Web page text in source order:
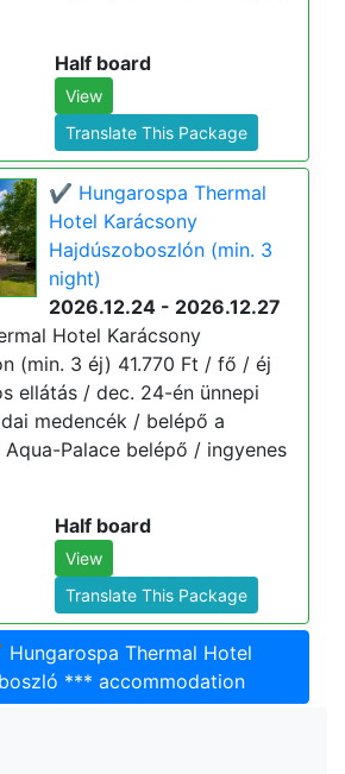
Half board
View
Translate This Package
✔️ Hungarospa Thermal
Hotel Karácsony
Hajdúszoboszlón (min. 3
night)
2026.12.24 - 2026.12.27
Hotel Karácsony
(min. 3 éj) 41.770 Ft / fő / éj
ellátás / dec. 24-én ünnepi
medencék / belépő a
Palace belépő / ingyenes
Half board
View
Translate This Package
Thermal Hotel
*** accommodation